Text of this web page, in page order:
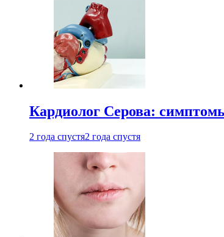
Кардиолог Серова:
2 года спустя2 года спустя